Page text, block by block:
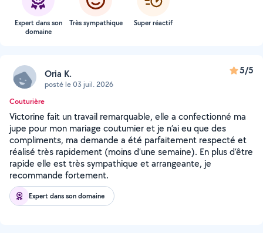
Expert dans son
domaine
Très sympathique Super réactif
Oria K.
posté le 03 juil. 2026
5/5
Couturière
Victorine fait un travail remarquable, elle a confectionné ma
jupe pour mon mariage coutumier et je n’ai eu que des
compliments, ma demande a été parfaitement respecté et
réalisé très rapidement (moins d’une semaine). En plus d’être
rapide elle est très sympathique et arrangeante, je
recommande fortement.
Expert dans son domaine